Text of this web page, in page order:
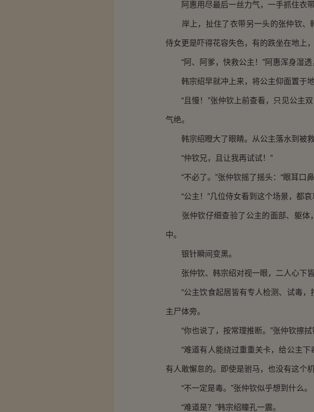
阿惠用尽最后一丝力气，一手抓住衣带
岸上，扯住了衣带另一头的张仲钦、
侍女更是吓得花容失色，有的跌坐在地上
“阿、阿爹，快救公主！”阿惠浑身湿透
韩宗绍早就冲上来，将公主仰面置于地
“且慢！”张仲钦上前查看，只见公主双
气绝。
韩宗绍瞪大了眼睛。从公主落水到被救
“仲钦兄，且让我再试试！”
“不必了。”张仲钦摇了摇头：“眼耳口
“公主！”几位侍女看到这个场景，都哀
张仲钦仔细查验了公主的面部、躯体
中。
银针瞬间变黑。
张仲钦、韩宗绍对视一眼，二人心下皆
“公主饮食起居皆有专人检测、试毒，
主尸体旁。
“你也说了，按常理推断。”张仲钦擦拭
“难道有人能绕过重重关卡，给公主下
有人敢懈怠的。即使是驸马，也没有这个机
“不一定是毒。”张仲钦似乎想到什么。
“难道是？”韩宗绍瞳孔一震。